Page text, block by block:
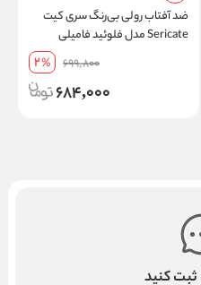
ضد آفتاب رولی بی‌رنگ سری کیت
Sericate مدل فلوئید فامیلی
SPF50 فاقد چربی مناسب انواع
699,800
2%
684,000
ثبت کنید